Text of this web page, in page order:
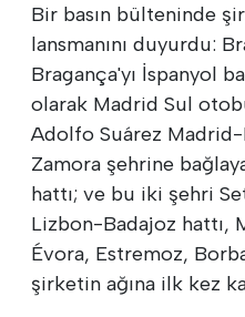
Bir basın bülteninde
lansmanını duyurdu:
Bragança'yı İspanyol
olarak Madrid Sul
Adolfo Suárez Madrid-
Zamora şehrine
hattı; ve bu iki şehri
Lizbon-Badajoz hattı,
Évora, Estremoz,
şirketin ağına ilk kez